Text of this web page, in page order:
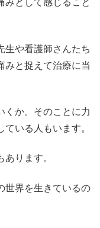
みとして感じること
生や看護師さんたち
みと捉えて治療に当
くか。そのことに力
いる人もいます。
ります。
世界を生きているの